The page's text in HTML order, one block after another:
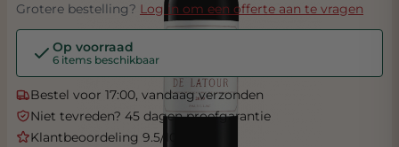
Grotere bestelling? Log in om een offerte aan te vragen
Op voorraad
6 items beschikbaar
Bestel voor 17:00, vandaag verzonden
Niet tevreden? 45 dagen proefgarantie
Klantbeoordeling 9.5/10